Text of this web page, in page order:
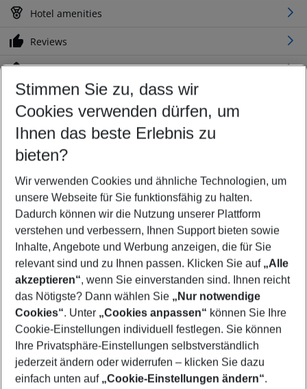
Hotel amenities
Reviews
Location
Customize your offer
Find the perfect deal which suits your best
Your departure airport
Any airport
Select your date range
07/08/26–05/08/27 5-8 nights
Who will travel
2 adults No children
Show more filter
Footer
Footer navigation
Stimmen Sie zu, dass wir
Cookies verwenden dürfen, um
Ihnen das beste Erlebnis zu
bieten?
Wir verwenden Cookies und ähnliche Technologien, um
unsere Webseite für Sie funktionsfähig zu halten.
Dadurch können wir die Nutzung unserer Plattform
verstehen und verbessern, Ihnen Support bieten sowie
Inhalte, Angebote und Werbung anzeigen, die für Sie
relevant sind und zu Ihnen passen. Klicken Sie auf „Alle
akzeptieren“, wenn Sie einverstanden sind. Ihnen reicht
das Nötigste? Dann wählen Sie „Nur notwendige
Cookies“. Unter „Cookies anpassen“ können Sie Ihre
Cookie-Einstellungen individuell festlegen. Sie können
Ihre Privatsphäre-Einstellungen selbstverständlich
jederzeit ändern oder widerrufen – klicken Sie dazu
einfach unten auf „Cookie-Einstellungen ändern“.